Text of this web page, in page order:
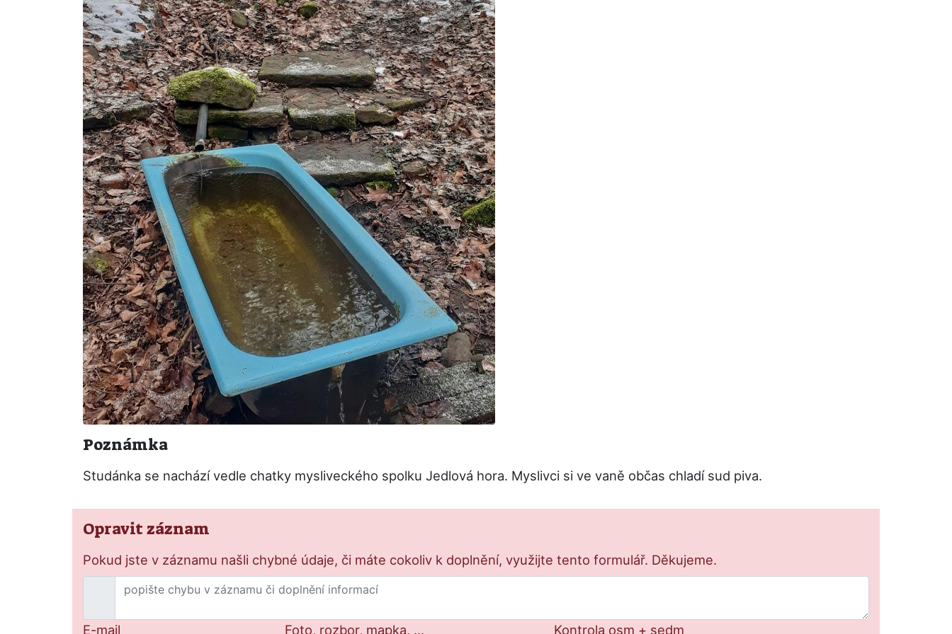
Poznámka
Studánka se nachází vedle chatky mysliveckého spolku Jedlová hora. Myslivci si ve vaně občas chladí sud piva.
Opravit záznam
Pokud jste v záznamu našli chybné údaje, či máte cokoliv k doplnění, využijte tento formulář. Děkujeme.
E-mail Foto, rozbor, mapka, ... Kontrola osm + sedm